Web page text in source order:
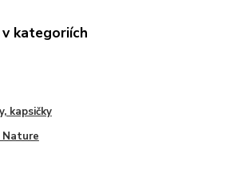
kategoriích
kapsičky
Nature